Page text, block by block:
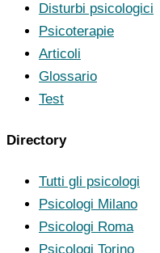
Disturbi psicologici
Psicoterapie
Articoli
Glossario
Test
Directory
Tutti gli psicologi
Psicologi Milano
Psicologi Roma
Psicologi Torino